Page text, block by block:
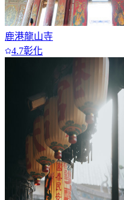
鹿港龍山寺
4.7彰化